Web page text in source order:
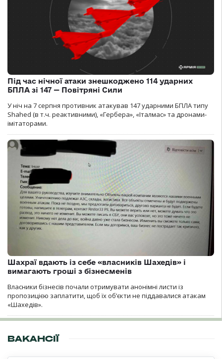
Під час нічної атаки знешкоджено 114 ударних
БПЛА зі 147 — Повітряні Сили
У ніч на 7 серпня противник атакував 147 ударними БПЛА типу
Shahed (в т.ч. реактивними), «Гербера», «Італмас» та дронами-
імітаторами.
Шахраї вдають із себе «власників Шахедів» і
вимагають гроші з бізнесменів
Власники бізнесів почали отримувати анонімні листи із
пропозицією заплатити, щоб їх об’єкти не піддавалися атакам
«Шахедів».
ВАКАНСІЇ